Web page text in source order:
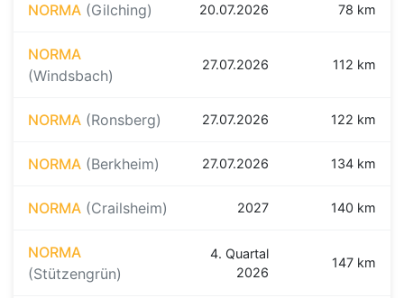
NORMA (Gilching) 20.07.2026 78 km
NORMA
(Windsbach)
27.07.2026 112 km
NORMA (Ronsberg) 27.07.2026 122 km
NORMA (Berkheim) 27.07.2026 134 km
NORMA (Crailsheim) 2027 140 km
NORMA
(Stützengrün)
4. Quartal
2026
147 km